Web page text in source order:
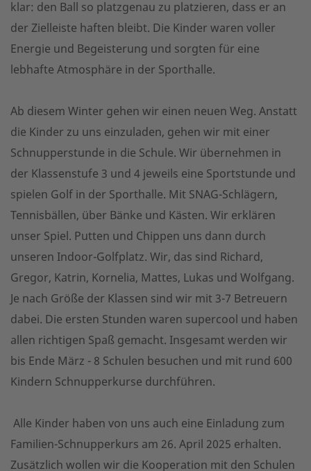
klar: den Ball so platzgenau zu platzieren, dass er an
der Zielleiste haften bleibt. Die Kinder waren voller
Energie und Begeisterung und sorgten für eine
lebhafte Atmosphäre in der Sporthalle.
Ab diesem Winter gehen wir einen neuen Weg. Anstatt
die Kinder zu uns einzuladen, gehen wir mit einer
Schnupperstunde in die Schule. Wir übernehmen in
der Klassenstufe 3 und 4 jeweils eine Sportstunde und
spielen Golf in der Sporthalle. Mit SNAG-Schlägern,
Tennisbällen, über Bänke und Kästen. Wir erklären
unser Spiel. Putten und Chippen uns dann durch
unseren Indoor-Golfplatz. Wir, das sind Richard,
Gregor, Katrin, Kornelia, Mattes, Lukas und Wolfgang.
Je nach Größe der Klassen sind wir mit 3-7 Betreuern
dabei. Die ersten Stunden waren supercool und haben
allen richtigen Spaß gemacht. Insgesamt werden wir
bis Ende März - 8 Schulen besuchen und mit rund 600
Kindern Schnupperkurse durchführen.
Alle Kinder haben von uns auch eine Einladung zum
Familien-Schnupperkurs am 26. April 2025 erhalten.
Zusätzlich wollen wir die Kooperation mit den Schulen